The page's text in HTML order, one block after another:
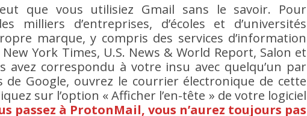
que vous utilisiez Gmail sans le savoir. Pour
milliers d’entreprises, d’écoles et d’universités
marque, y compris des services d’information
York Times, U.S. News & World Report, Salon et
avez correspondu à votre insu avec quelqu’un par
de Google, ouvrez le courrier électronique de cette
sur l’option « Afficher l’en-tête » de votre logiciel
passez à ProtonMail, vous n’aurez toujours pas